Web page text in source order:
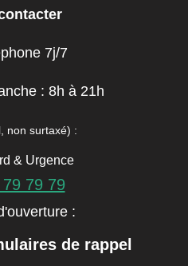
7j/7
: 8h à 21h
non surtaxé) :
& Urgence
79 79
:
de rappel